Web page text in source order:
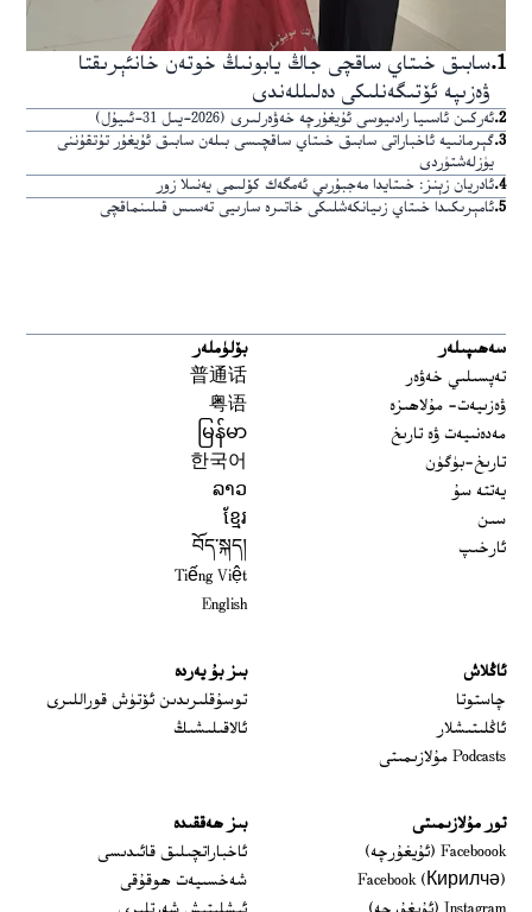
1
.سابىق خىتاي ساقچى جاڭ يابونىڭ خوتەن خانئېرىقتا
ۋەزىپە ئۆتىگەنلىكى دەلىللەندى
2
.ئەركىن ئاسىيا رادىيوسى ئۇيغۇرچە خەۋەرلىرى (2026-يىل 31-ئىيۇل)
3
.گېرمانىيە ئاخباراتى سابىق خىتاي ساقچىسى بىلەن سابىق ئۇيغۇر تۇتقۇننى
يۈزلەشتۈردى
4
.ئادريان زېنز: خىتايدا مەجبۇرىي ئەمگەك كۆلىمى يەنىلا زور
5
.ئامېرىكىدا خىتاي زىيانكەشلىكى خاتىرە سارىيى تەسىس قىلىنماقچى
سەھىپىلەر
تەپسىلىي خەۋەر
ۋەزىيەت- مۇلاھىزە
مەدەنىيەت ۋە تارىخ
تارىخ-بۈگۈن
يەتتە سۇ
سىن
ئارخىپ
بۆلۈملەر
普通话
粤语
မြန်မာ
한국어
ລາວ
ខ្មែរ
བོད་སྐད།
Tiếng Việt
English
ئاڭلاش
چاستوتا
ئاڭلىتىشلار
Podcasts مۇلازىمىتى
بىز بۇ يەردە
توسۇقلىرىدىن ئۆتۈش قوراللىرى
ئالاقىلىشىڭ
تور مۇلازىمىتى
Faceboook (ئۇيغۇرچە)
Opens in new window
Facebook (Кирилчә)
Opens in new window
Opens in new window
بىز ھەققىدە
ئاخباراتچىلىق قائىدىسى
شەخسىيەت ھوقۇقى